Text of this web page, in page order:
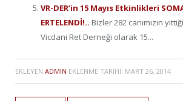
VR-DER’in 15 Mayıs Etkinlikleri
ERTELENDİ!.. Bizler 282 canımızın
Vicdani Ret Derneği olarak 15...
EKLEYEN ADMIN EKLENME TARIHI: MART 26, 2014